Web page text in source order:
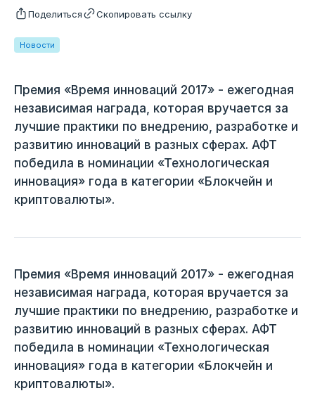
Новости
Поделиться Скопировать ссылку
Премия «Время инноваций 2017» - ежегодная
независимая награда, которая вручается за
лучшие практики по внедрению, разработке и
развитию инноваций в разных сферах. АФТ
победила в номинации «Технологическая
инновация» года в категории «Блокчейн и
криптовалюты».
Премия «Время инноваций 2017» - ежегодная
независимая награда, которая вручается за
лучшие практики по внедрению, разработке и
развитию инноваций в разных сферах. АФТ
победила в номинации «Технологическая
инновация» года в категории «Блокчейн и
криптовалюты».